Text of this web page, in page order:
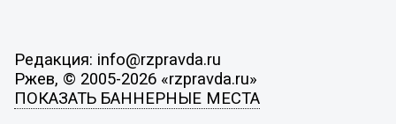
Редакция: info@rzpravda.ru
Ржев, © 2005-2026 «rzpravda.ru»
ПОКАЗАТЬ БАННЕРНЫЕ МЕСТА